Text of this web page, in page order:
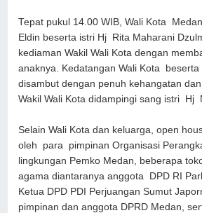
Tepat pukul 14.00 WIB, Wali Kota
Eldin beserta istri Hj Rita Maharani
kediaman Wakil Wali Kota dengan
anaknya. Kedatangan Wali Kota beserta
disambut dengan penuh kehangatan
Wakil Wali Kota didampingi sang istri Hj
Selain Wali Kota dan keluarga, open
oleh para pimpinan Organisasi
lingkungan Pemko Medan, beberapa
agama diantaranya anggota DPD RI
Ketua DPD PDI Perjuangan Sumut
pimpinan dan anggota DPRD Medan,